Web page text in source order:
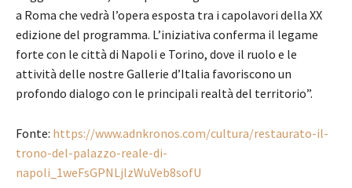
a Roma che vedrà l’opera esposta tra i capolavori della XX
edizione del programma. L’iniziativa conferma il legame
forte con le città di Napoli e Torino, dove il ruolo e le
attività delle nostre Gallerie d’Italia favoriscono un
profondo dialogo con le principali realtà del territorio”.
Fonte: https://www.adnkronos.com/cultura/restaurato-il-
trono-del-palazzo-reale-di-
napoli_1weFsGPNLjlzWuVeb8sofU